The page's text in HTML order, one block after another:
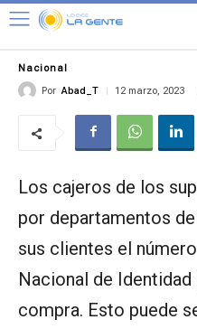
Nacional
Por Abad_T 12 marzo, 2023
Los cajeros de los
por departamentos
sus clientes el
Nacional de
compra. Esto puede